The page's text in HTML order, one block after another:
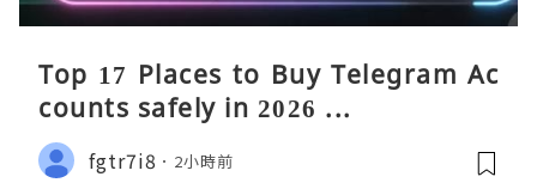
Top 17 Places to Buy Telegram Ac
counts safely in 2026 ...
fgtr7i8 2小時前